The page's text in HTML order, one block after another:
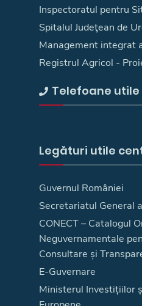
Inspectoratul pentru
Spitalul Judeţean de
Management integrat
Registrul Agricol -
Telefoane utile
Legături utile
Guvernul României
Secretariatul General
CONECT – Catalogul
Neguvernamentale
Consultare și
E-Guvernare
Ministerul Investițiilor